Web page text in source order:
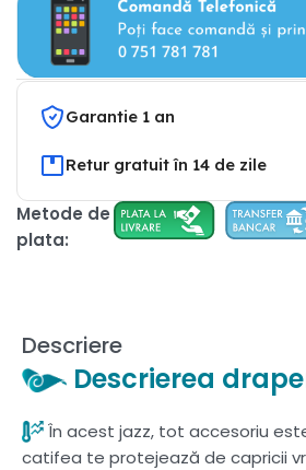
Garantie 1 an
Retur gratuit în 14 de zile
Metode de
plata:
Descriere
Descrierea
În acest jazz, tot accesoriu
catifea te protejează de capricii